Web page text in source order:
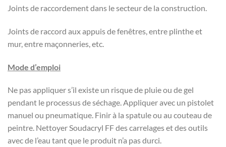
Joints de raccordement dans le secteur de la construction.
Joints de raccord aux appuis de fenêtres, entre plinthe et
mur, entre maçonneries, etc.
Mode d’emploi
Ne pas appliquer s’il existe un risque de pluie ou de gel
pendant le processus de séchage. Appliquer avec un pistolet
manuel ou pneumatique. Finir à la spatule ou au couteau de
peintre. Nettoyer Soudacryl FF des carrelages et des outils
avec de l’eau tant que le produit n’a pas durci.